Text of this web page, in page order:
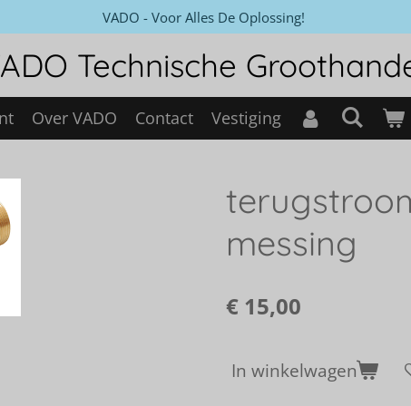
VADO - Voor Alles De Oplossing!
Technische
Over VADO Contact Vestiging
messing
€ 15,00
In winkelwagen